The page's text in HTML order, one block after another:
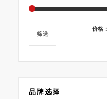
筛选
价格：
品牌选择